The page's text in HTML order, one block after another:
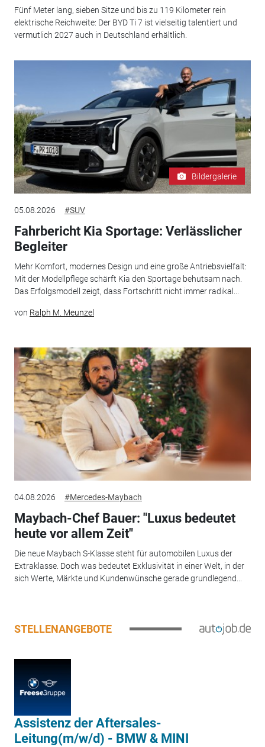
Fünf Meter lang, sieben Sitze und bis zu 119 Kilometer rein
elektrische Reichweite: Der BYD Ti 7 ist vielseitig talentiert und
vermutlich 2027 auch in Deutschland erhältlich.
Bildergalerie
05.08.2026 #SUV
Fahrbericht Kia Sportage: Verlässlicher
Begleiter
Mehr Komfort, modernes Design und eine große Antriebsvielfalt:
Mit der Modellpflege schärft Kia den Sportage behutsam nach.
Das Erfolgsmodell zeigt, dass Fortschritt nicht immer radikal...
von Ralph M. Meunzel
04.08.2026 #Mercedes-Maybach
Maybach-Chef Bauer: "Luxus bedeutet
heute vor allem Zeit"
Die neue Maybach S-Klasse steht für automobilen Luxus der
Extraklasse. Doch was bedeutet Exklusivität in einer Welt, in der
sich Werte, Märkte und Kundenwünsche gerade grundlegend...
STELLENANGEBOTE
Assistenz der Aftersales-
Leitung(m/w/d) - BMW & MINI